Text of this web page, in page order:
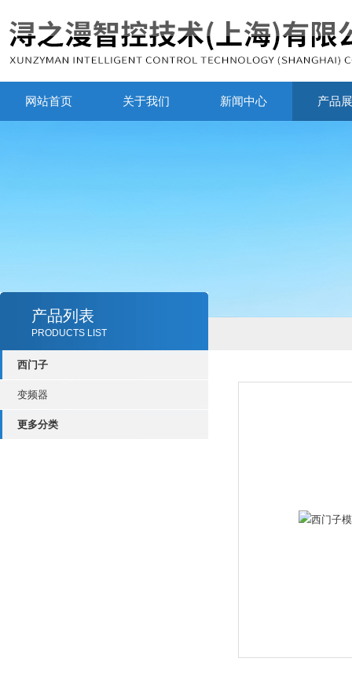
网站首页 关于我们 新闻中心 产品
产品列表
PRODUCTS LIST
西门子
变频器
更多分类